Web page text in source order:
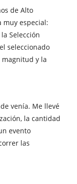
de Alto
muy especial:
Selección
seleccionado
y la
venía. Me llevé
la cantidad
evento
las